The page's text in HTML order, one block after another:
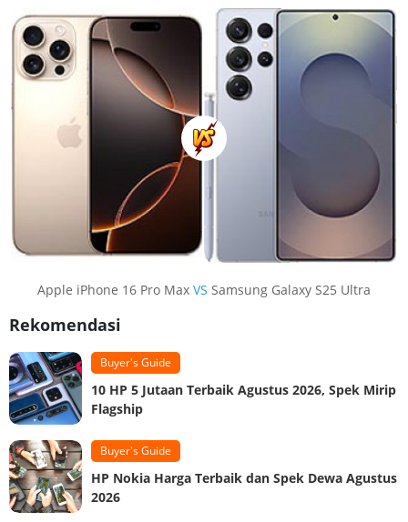
Apple iPhone 16 Pro Max VS Samsung Galaxy S25 Ultra
Rekomendasi
Buyer's Guide
10 HP 5 Jutaan Terbaik Agustus 2026, Spek Mirip
Flagship
Buyer's Guide
HP Nokia Harga Terbaik dan Spek Dewa Agustus
2026